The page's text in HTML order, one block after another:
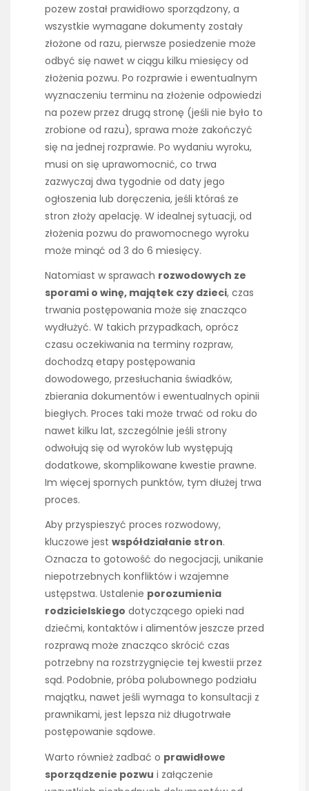
pozew został prawidłowo sporządzony, a
wszystkie wymagane dokumenty zostały
złożone od razu, pierwsze posiedzenie może
odbyć się nawet w ciągu kilku miesięcy od
złożenia pozwu. Po rozprawie i ewentualnym
wyznaczeniu terminu na złożenie odpowiedzi
na pozew przez drugą stronę (jeśli nie było to
zrobione od razu), sprawa może zakończyć
się na jednej rozprawie. Po wydaniu wyroku,
musi on się uprawomocnić, co trwa
zazwyczaj dwa tygodnie od daty jego
ogłoszenia lub doręczenia, jeśli któraś ze
stron złoży apelację. W idealnej sytuacji, od
złożenia pozwu do prawomocnego wyroku
może minąć od 3 do 6 miesięcy.
Natomiast w sprawach rozwodowych ze
sporami o winę, majątek czy dzieci, czas
trwania postępowania może się znacząco
wydłużyć. W takich przypadkach, oprócz
czasu oczekiwania na terminy rozpraw,
dochodzą etapy postępowania
dowodowego, przesłuchania świadków,
zbierania dokumentów i ewentualnych opinii
biegłych. Proces taki może trwać od roku do
nawet kilku lat, szczególnie jeśli strony
odwołują się od wyroków lub występują
dodatkowe, skomplikowane kwestie prawne.
Im więcej spornych punktów, tym dłużej trwa
proces.
Aby przyspieszyć proces rozwodowy,
kluczowe jest współdziałanie stron.
Oznacza to gotowość do negocjacji, unikanie
niepotrzebnych konfliktów i wzajemne
ustępstwa. Ustalenie porozumienia
rodzicielskiego dotyczącego opieki nad
dziećmi, kontaktów i alimentów jeszcze przed
rozprawą może znacząco skrócić czas
potrzebny na rozstrzygnięcie tej kwestii przez
sąd. Podobnie, próba polubownego podziału
majątku, nawet jeśli wymaga to konsultacji z
prawnikami, jest lepsza niż długotrwałe
postępowanie sądowe.
Warto również zadbać o prawidłowe
sporządzenie pozwu i załączenie